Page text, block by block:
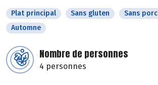
Plat principal Sans gluten Sans porc
Automne
Nombre de personnes
4 personnes